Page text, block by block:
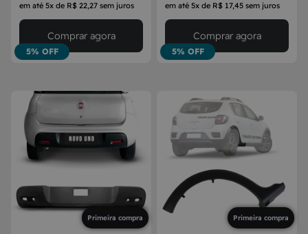
em até 5x de R$ 22,27 sem juros
5% OFF
Comprar agora
em até 5x de R$ 17,45 sem juros
5% OFF
Comprar agora
Primeira compra Primeira compra